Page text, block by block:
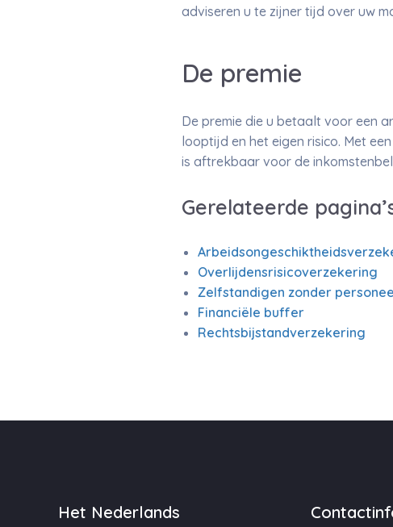
adviseren u te zijner tijd over uw
De premie
De premie die u betaalt voor een
looptijd en het eigen risico. Met
is aftrekbaar voor de
Gerelateerde
Overlijdensrisicoverzekering
Zelfstandigen zonder
Financiële buffer
Rechtsbijstandverzekering
Het Nederlands